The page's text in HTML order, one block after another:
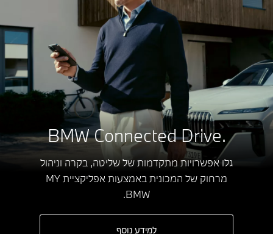
.BMW Connected Drive
גלו אפשרויות מתקדמות של שליטה, בקרה וניהול
מרחוק של המכונית באמצעות אפליקציית MY
BMW.
למידע נוסף